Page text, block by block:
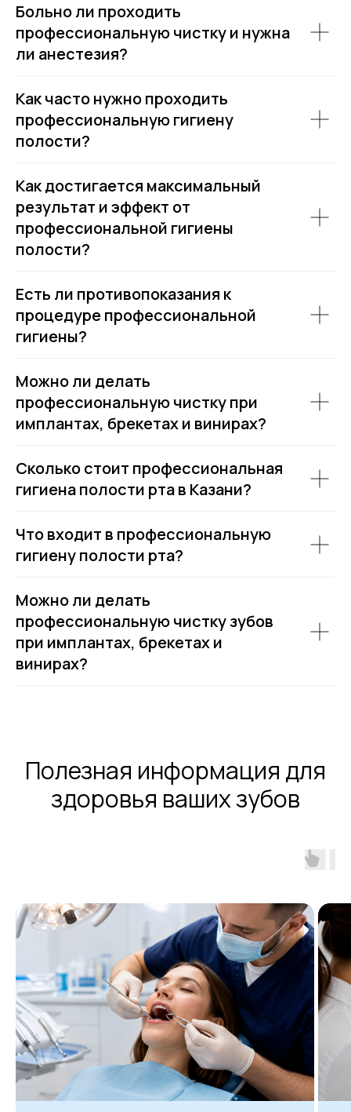
Больно ли проходить
профессиональную чистку и нужна
ли анестезия?
Как часто нужно проходить
профессиональную гигиену
полости?
Как достигается максимальный
результат и эффект от
профессиональной гигиены
полости?
Есть ли противопоказания к
процедуре профессиональной
гигиены?
Можно ли делать
профессиональную чистку при
имплантах, брекетах и винирах?
Сколько стоит профессиональная
гигиена полости рта в Казани?
Что входит в профессиональную
гигиену полости рта?
Можно ли делать
профессиональную чистку зубов
при имплантах, брекетах и
винирах?
Полезная информация для
здоровья ваших зубов